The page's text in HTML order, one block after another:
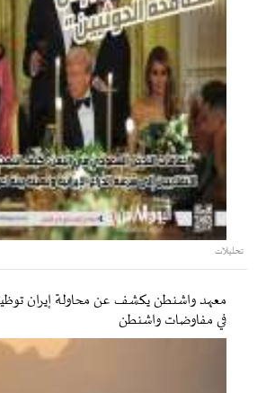
تحليلات
معهد واشنطن يكشف عن محاولة إيران
في مفاوضات واشنطن